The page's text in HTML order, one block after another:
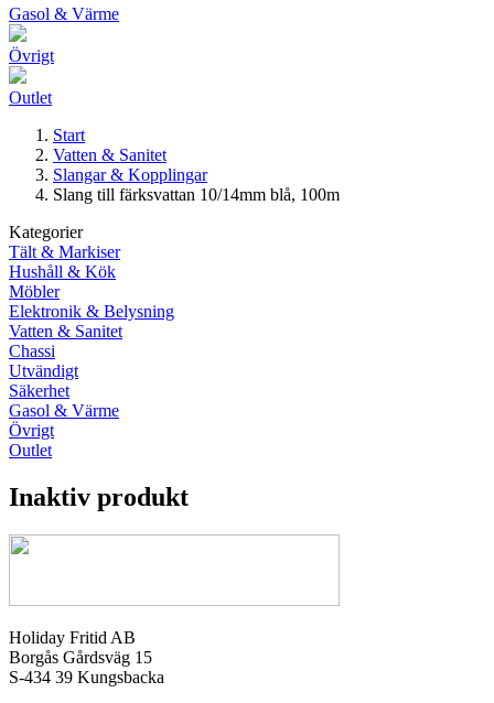
Gasol & Värme
Övrigt
Outlet
Start
Vatten & Sanitet
Slangar & Kopplingar
Slang till färksvattan 10/14mm blå, 100m
Kategorier
Tält & Markiser
Hushåll & Kök
Möbler
Elektronik & Belysning
Vatten & Sanitet
Chassi
Utvändigt
Säkerhet
Gasol & Värme
Övrigt
Outlet
Inaktiv produkt
Holiday Fritid AB
Borgås Gårdsväg 15
S-434 39 Kungsbacka